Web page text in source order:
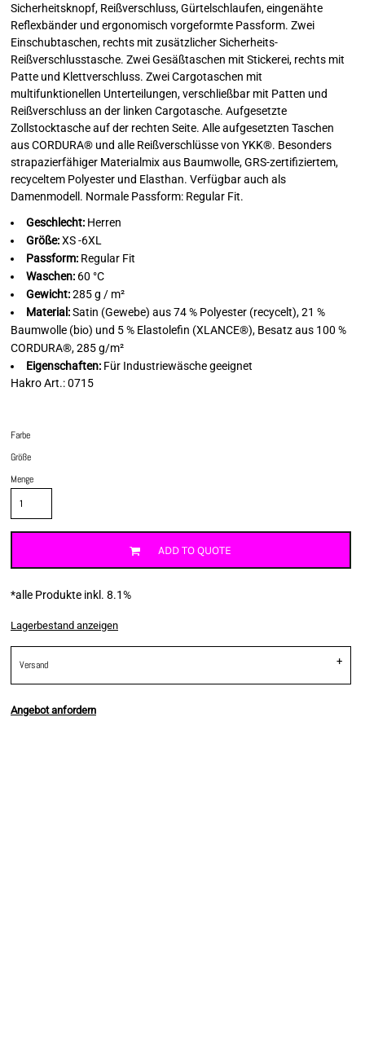
Sicherheitsknopf, Reißverschluss, Gürtelschlaufen, eingenähte
Reflexbänder und ergonomisch vorgeformte Passform. Zwei
Einschubtaschen, rechts mit zusätzlicher Sicherheits-
Reißverschlusstasche. Zwei Gesäßtaschen mit Stickerei, rechts mit
Patte und Klettverschluss. Zwei Cargotaschen mit
multifunktionellen Unterteilungen, verschließbar mit Patten und
Reißverschluss an der linken Cargotasche. Aufgesetzte
Zollstocktasche auf der rechten Seite. Alle aufgesetzten Taschen
aus CORDURA® und alle Reißverschlüsse von YKK®. Besonders
strapazierfähiger Materialmix aus Baumwolle, GRS-zertifiziertem,
recyceltem Polyester und Elasthan. Verfügbar auch als
Damenmodell. Normale Passform: Regular Fit.
Geschlecht: Herren
Größe:XS -6XL
Passform: Regular Fit
Waschen: 60 °C
Gewicht:285 g / m²
Material:Satin (Gewebe) aus 74 % Polyester (recycelt), 21 %
Baumwolle (bio) und 5 % Elastolefin (XLANCE®), Besatz aus 100 %
CORDURA®, 285 g/m²
Eigenschaften: Für Industriewäsche geeignet
Hakro Art.: 0715
Farbe
Größe
Menge
ADD TO QUOTE
*alle Produkte inkl. 8.1%
Lagerbestand anzeigen
Versand
Angebot anfordern